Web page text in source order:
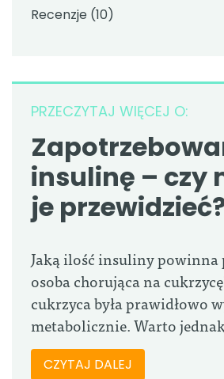
Recenzje (10)
PRZECZYTAJ WIĘCEJ O:
insulinę – czy
je
Jaką ilość insuliny powinna
osoba chorująca na
cukrzyca była prawidłowo
metabolicznie. Warto
CZYTAJ DALEJ